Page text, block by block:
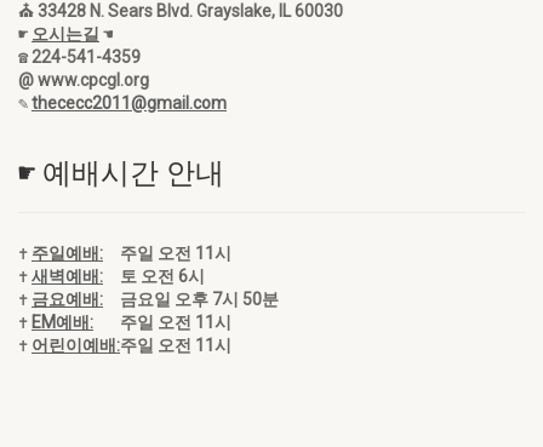
⛪ 33428 N. Sears Blvd. Grayslake, IL 60030
☛ 오시는길 ☚
☎ 224-541-4359
@ www.cpcgl.org
✎thececc2011@gmail.com
☛ 예배시간 안내
✝ 주일예배:
주일 오전 11시
✝새벽예배:
토 오전 6시
✝ 금요예배:
금요일 오후 7시 50분
✝ EM예배:
주일 오전 11시
✝ 어린이예배:주일 오전 11시